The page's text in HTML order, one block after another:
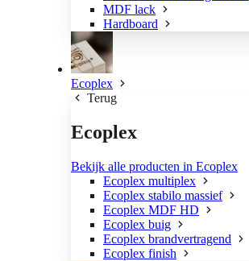
MDF lack
Hardboard
Ecoplex
Terug
Ecoplex
Bekijk alle producten in Ecoplex
Ecoplex multiplex
Ecoplex stabilo massief
Ecoplex MDF HD
Ecoplex buig
Ecoplex brandvertragend
Ecoplex finish